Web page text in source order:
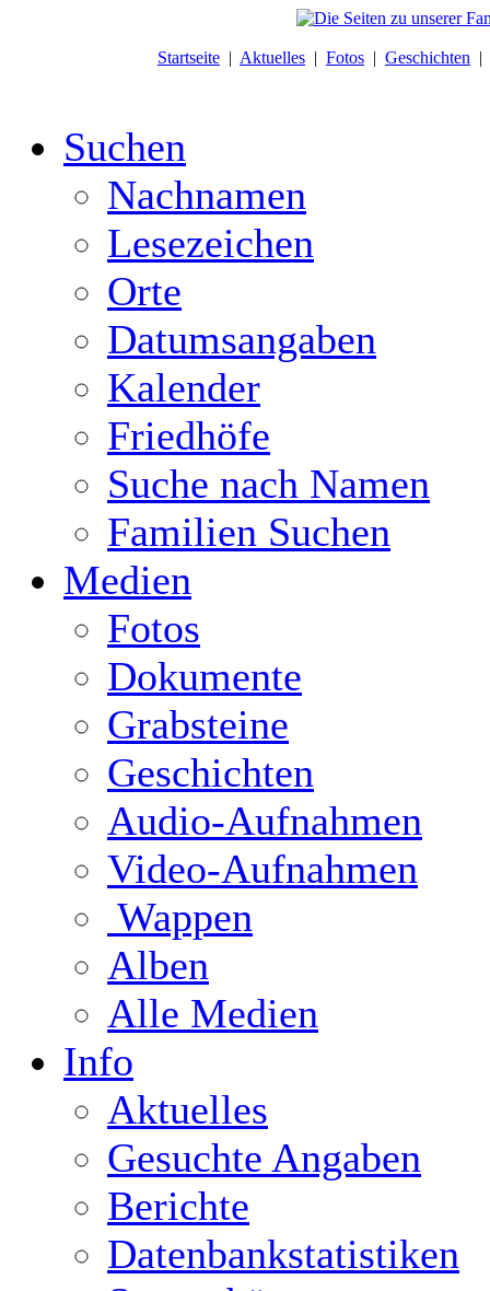
Startseite | Aktuelles | Fotos | Geschichten |
Suchen
Nachnamen
Lesezeichen
Orte
Datumsangaben
Kalender
Friedhöfe
Suche nach Namen
Familien Suchen
Medien
Fotos
Dokumente
Grabsteine
Geschichten
Audio-Aufnahmen
Video-Aufnahmen
Wappen
Alben
Alle Medien
Info
Aktuelles
Gesuchte Angaben
Berichte
Datenbankstatistiken